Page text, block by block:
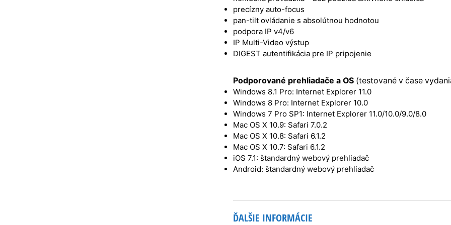
precízny auto-focus
pan-tilt ovládanie s absolútnou hodnotou
podpora IP v4/v6
IP Multi-Video výstup
DIGEST autentifikácia pre IP pripojenie
Podporované prehliadače a OS (testované v čase
Windows 8.1 Pro: Internet Explorer 11.0
Windows 8 Pro: Internet Explorer 10.0
Windows 7 Pro SP1: Internet Explorer 11.0/10.0/9.0/8.0
Mac OS X 10.9: Safari 7.0.2
Mac OS X 10.8: Safari 6.1.2
Mac OS X 10.7: Safari 6.1.2
iOS 7.1: štandardný webový prehliadač
Android: štandardný webový prehliadač
ĎALŠIE INFORMÁCIE